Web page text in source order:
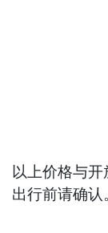
以上价格与开
出行前请确认